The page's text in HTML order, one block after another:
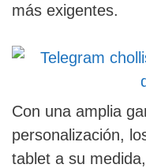
más exigentes.
Con una amplia
personalización,
tablet a su